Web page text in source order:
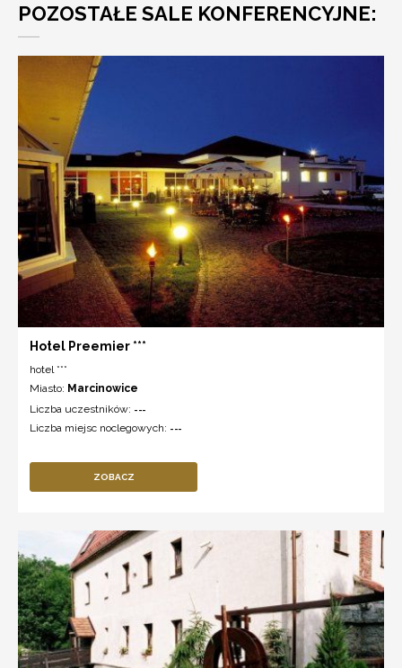
POZOSTAŁE SALE KONFERENCYJNE:
Hotel Preemier ***
hotel ***
Miasto: Marcinowice
Liczba uczestników: ---
Liczba miejsc noclegowych: ---
ZOBACZ